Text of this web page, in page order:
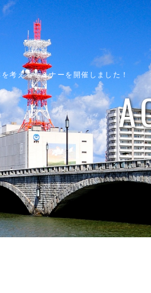
考えるセミナーを開催しました！